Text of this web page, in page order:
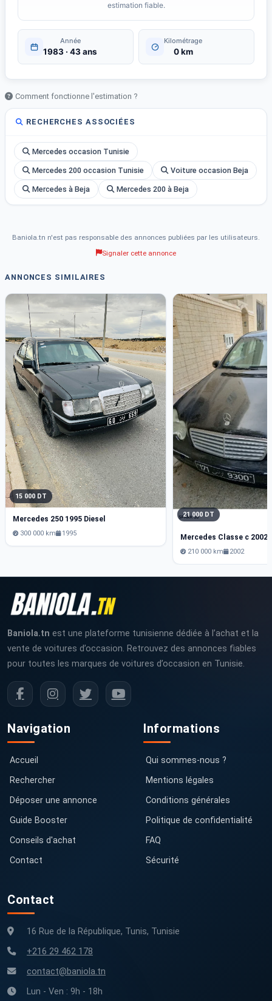
estimation fiable.
Année
1983 · 43 ans
Kilométrage
0 km
Comment fonctionne l'estimation ?
RECHERCHES ASSOCIÉES
Mercedes occasion Tunisie
Mercedes 200 occasion Tunisie Voiture occasion Beja
Mercedes à Beja Mercedes 200 à Beja
Baniola.tn n'est pas responsable des annonces publiées par les utilisateurs.
Signaler cette annonce
ANNONCES SIMILAIRES
15 000 DT
Mercedes 250 1995 Diesel
300 000 km 1995
21 000 DT
Mercedes Classe c 2002
210 000 km 2002
Baniola.tn est une plateforme tunisienne dédiée à l’achat et la
vente de voitures d’occasion. Retrouvez des annonces fiables
pour toutes les marques de voitures d’occasion en Tunisie.
Navigation
Accueil
Rechercher
Déposer une annonce
Guide Booster
Conseils d'achat
Contact
Informations
Qui sommes-nous ?
Mentions légales
Conditions générales
Politique de confidentialité
FAQ
Sécurité
Contact
16 Rue de la République, Tunis, Tunisie
+216 29 462 178
contact@baniola.tn
Lun - Ven : 9h - 18h